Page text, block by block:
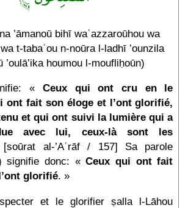
’āmanoū bihī waʿazzaroūhou wa
t-tabaʿou n-noūra l-ladhī ’ounzila
’oulā’ika houmou l-moufliḥoūn)
« Ceux qui ont cru en le
ont fait son éloge et l’ont glorifié,
et qui ont suivi la lumière qui a
avec lui, ceux-là sont les
al-’Aʿrāf / 157] Sa parole
signifie donc: «Ceux qui ont fait
glorifié. »
et le glorifier ṣalla l-Lāhou